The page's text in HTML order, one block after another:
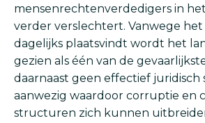
mensenrechtenverdedigers in
verder verslechtert. Vanwege
dagelijks plaatsvindt wordt het
gezien als één van de
daarnaast geen effectief juridisch
aanwezig waardoor corruptie en
structuren zich kunnen